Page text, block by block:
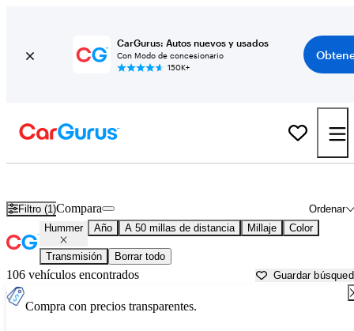
CarGurus: Autos nuevos y usados
Con Modo de concesionario
150K+
Filtro (1) Ordenar
Compara
Hummer Año A 50 millas de distancia Millaje Color
Transmisión Borrar todo
106 vehículos encontrados Guardar
Compra con precios transparentes.